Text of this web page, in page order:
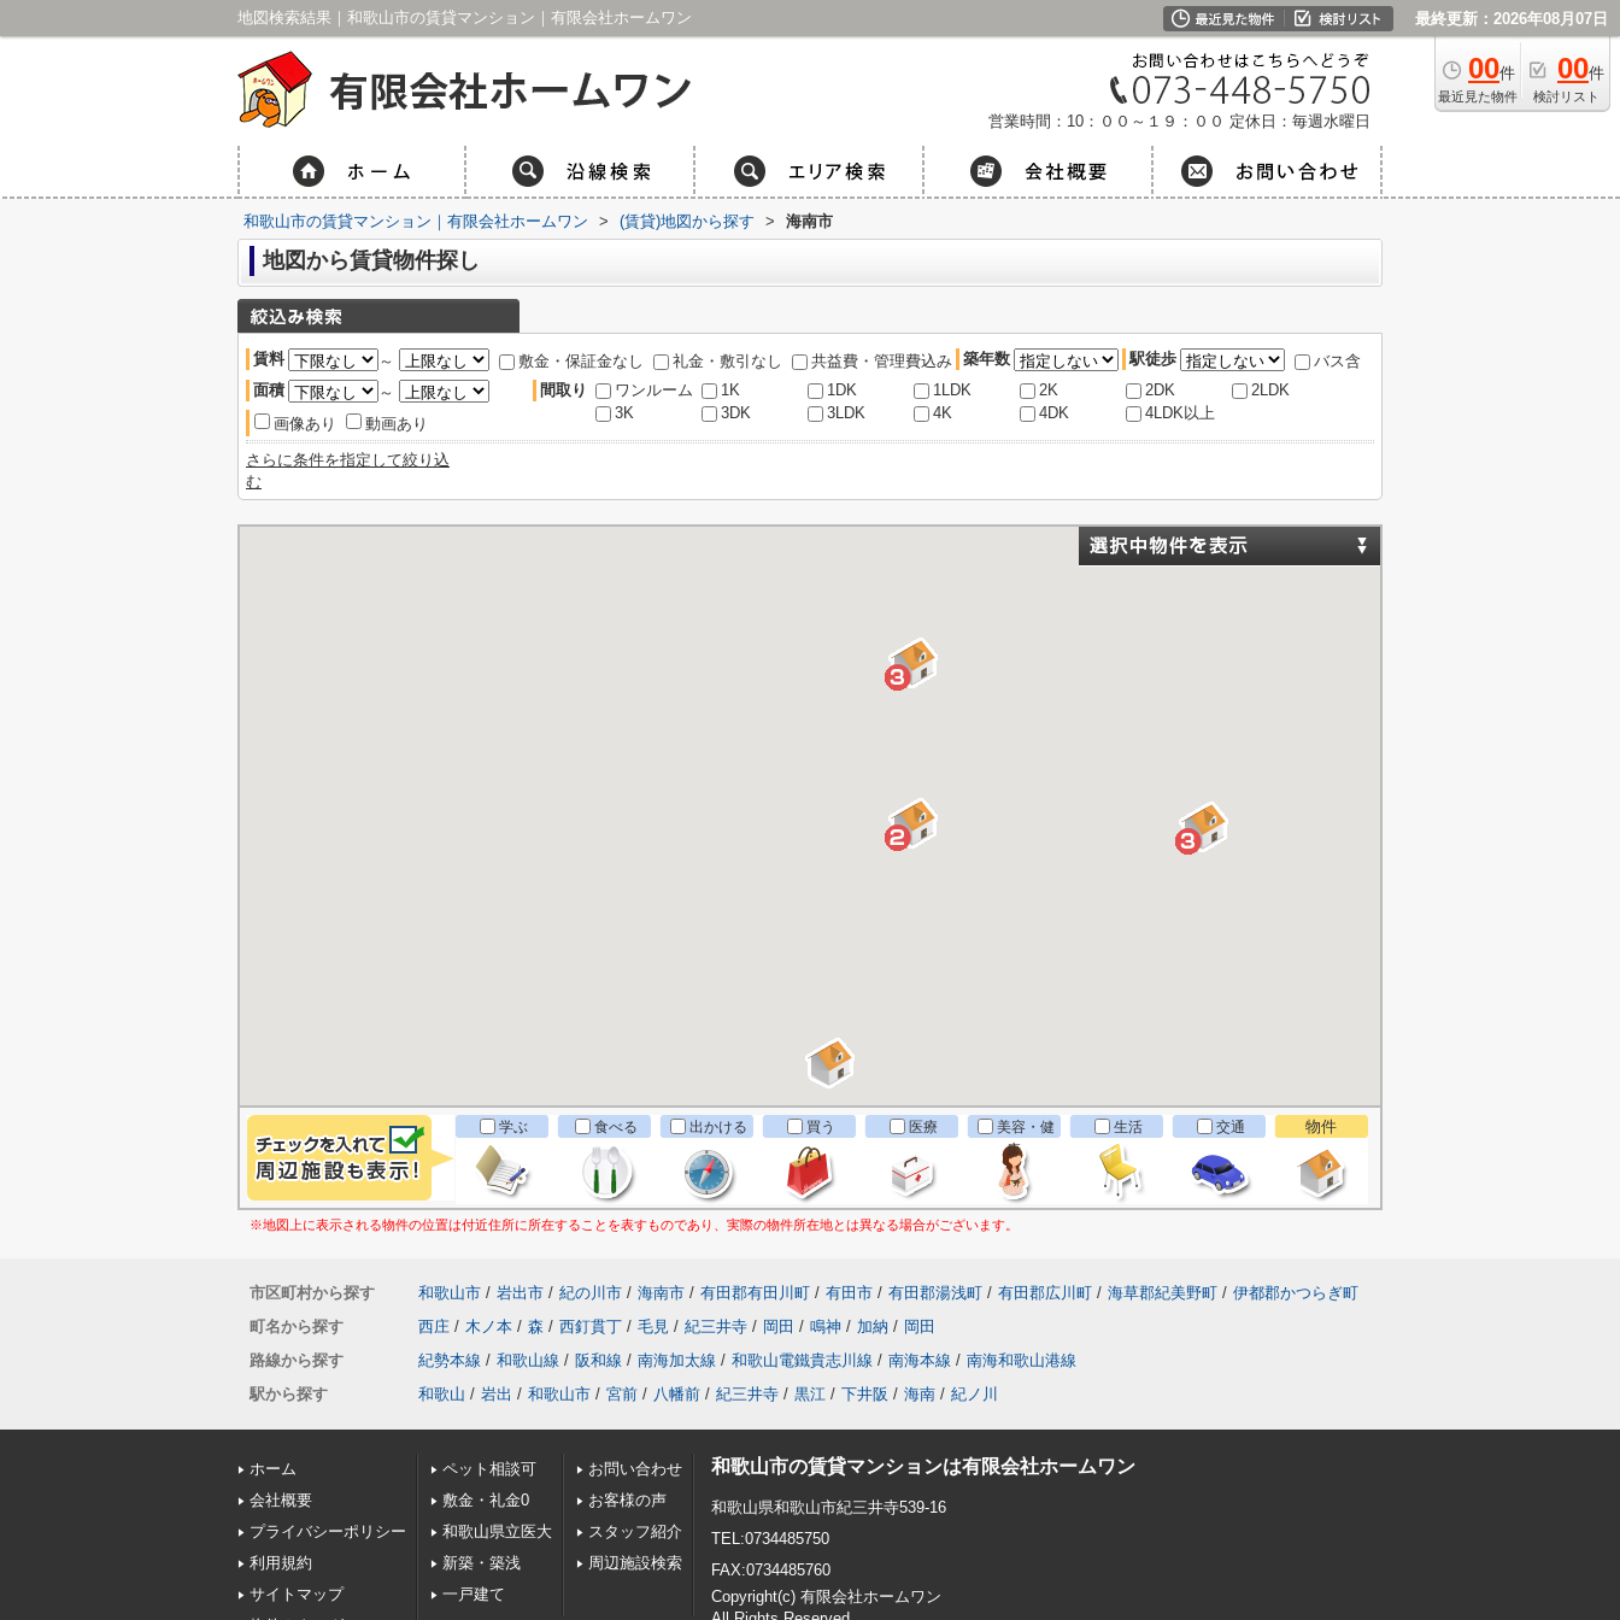
地図検索結果｜和歌山市の賃貸マンション｜有限会社ホームワン 最終更新：2026年08月07日
00件
最近見た物件
00件
検討リスト
営業時間：10：００～１９：００ 定休日：毎週水曜日
和歌山市の賃貸マンション｜有限会社ホームワン > (賃貸)地図から探す > 海南市
地図から賃貸物件探し
賃料 ～ 敷金・保証金なし 礼金・敷引なし 共益費・管理費込み 築年数 駅徒歩
バス含
面積
～
画像あり
動画あり
間取り ワンルーム 1K 1DK 1LDK 2K 2DK
2LDK
3K
3DK 3LDK 4K 4DK 4LDK以上
さらに条件を指定して絞り込
む
学ぶ 食べる 出かける 買う 医療
美容・健
康
生活 交通 物件
※地図上に表示される物件の位置は付近住所に所在することを表すものであり、実際の物件所在地とは異なる場合がございます。
市区町村から探す 和歌山市 / 岩出市 / 紀の川市 / 海南市 / 有田郡有田川町 / 有田市 / 有田郡湯浅町 / 有田郡広川町 / 海草郡紀美野町 / 伊都郡かつらぎ町
町名から探す
西庄 / 木ノ本 / 森 / 西釘貫丁 / 毛見 / 紀三井寺 / 岡田 / 鳴神 / 加納 / 岡田
路線から探す
紀勢本線 / 和歌山線 / 阪和線 / 南海加太線 / 和歌山電鐵貴志川線 / 南海本線 / 南海和歌山港線
駅から探す
和歌山 / 岩出 / 和歌山市 / 宮前 / 八幡前 / 紀三井寺 / 黒江 / 下井阪 / 海南 / 紀ノ川
ホーム
会社概要
プライバシーポリシー
利用規約
サイトマップ
ペット相談可
敷金・礼金0
和歌山県立医大
新築・築浅
一戸建て
お問い合わせ
お客様の声
スタッフ紹介
周辺施設検索
和歌山市の賃貸マンションは有限会社ホームワン
和歌山県和歌山市紀三井寺539-16
TEL:0734485750
FAX:0734485760
Copyright(c) 有限会社ホームワン